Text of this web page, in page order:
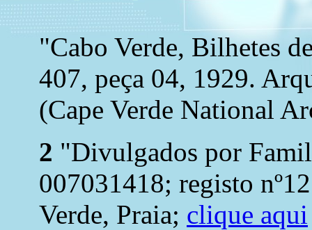
"Cabo Verde, Bilhetes
407, peça 04, 1929.
(Cape Verde National
2 "Divulgados por
007031418; registo
Verde, Praia; clique aqui